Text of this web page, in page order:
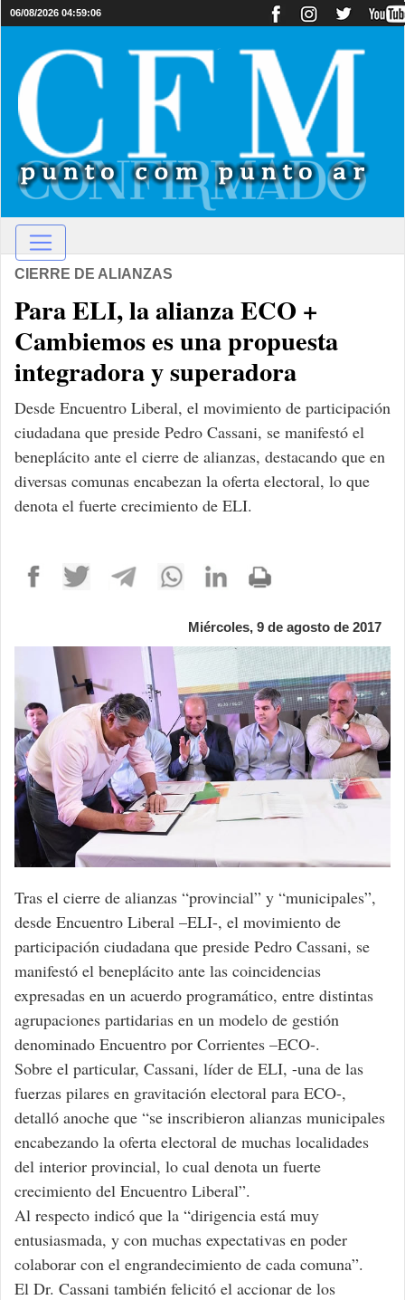
06/08/2026 04:59:06
CIERRE DE ALIANZAS
Para ELI, la alianza ECO +
Cambiemos es una propuesta
integradora y superadora
Desde Encuentro Liberal, el movimiento de participación
ciudadana que preside Pedro Cassani, se manifestó el
beneplácito ante el cierre de alianzas, destacando que en
diversas comunas encabezan la oferta electoral, lo que
denota el fuerte crecimiento de ELI.
Miércoles, 9 de agosto de 2017
Tras el cierre de alianzas “provincial” y “municipales”,
desde Encuentro Liberal –ELI-, el movimiento de
participación ciudadana que preside Pedro Cassani, se
manifestó el beneplácito ante las coincidencias
expresadas en un acuerdo programático, entre distintas
agrupaciones partidarias en un modelo de gestión
denominado Encuentro por Corrientes –ECO-.
Sobre el particular, Cassani, líder de ELI, -una de las
fuerzas pilares en gravitación electoral para ECO-,
detalló anoche que “se inscribieron alianzas municipales
encabezando la oferta electoral de muchas localidades
del interior provincial, lo cual denota un fuerte
crecimiento del Encuentro Liberal”.
Al respecto indicó que la “dirigencia está muy
entusiasmada, y con muchas expectativas en poder
colaborar con el engrandecimiento de cada comuna”.
El Dr. Cassani también felicitó el accionar de los